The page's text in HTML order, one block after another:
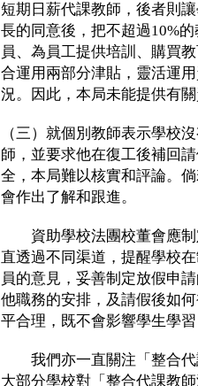
短期日薪代課教師，後者則
長的同意後，把不超過10%
員、為員工提供培訓、購買
合運用兩部分津貼，靈活運
況。因此，本局未能提供有
（三）就個別教師表示學校
師，並要求他在復工後補回
全，本局難以核實和評論。
會作出了解和跟進。
資助學校法團校董會應制
直透過不同渠道，提醒學校
員的意見，妥善制定放假申
他職務的安排，及請假後如
平合理，既不會影響學生學
我們亦一直關注「整合代
大部分學校對「整合代課教